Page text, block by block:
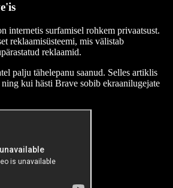
internetis surfamisel rohkem privaatsust.
reklaamisüsteemi, mis välistab
reklaamid.
palju tähelepanu saanud. Selles artiklis
kui hästi Bra­ve sobib ekraanilugejate